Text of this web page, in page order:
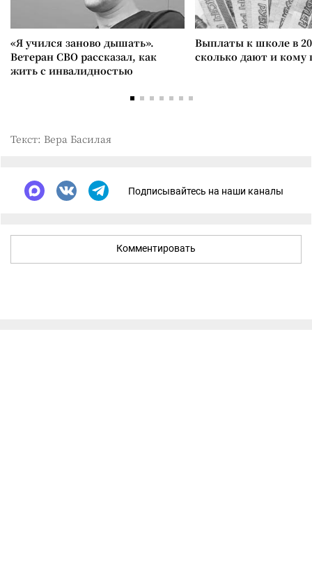
«Я учился заново дышать».
Ветеран СВО рассказал, как
жить с инвалидностью
Выплаты к школе в
сколько дают и
Текст: Вера Басилая
Подписывайтесь на наши каналы
Комментировать